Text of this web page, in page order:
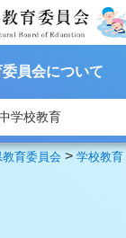
員会について
学校教育
育委員会 >学校教育